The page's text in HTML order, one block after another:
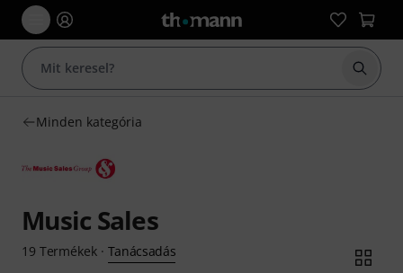
Minden kategória
Music Sales
19 Termékek· Tanácsadás